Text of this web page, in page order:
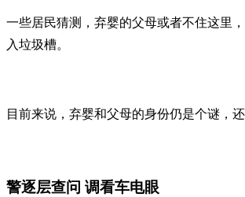
一些居民猜测，弃婴的父母或者不住这里
入垃圾槽。
目前来说，弃婴和父母的身份仍是个谜，还
警逐层查问 调看车电眼